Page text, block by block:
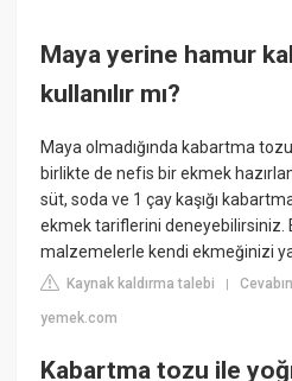
Maya yerine hamur
kullanılır mı?
Maya olmadığında kabartma
birlikte de nefis bir ekmek
süt, soda ve 1 çay kaşığı
ekmek tariflerini deneyebilirsiniz.
malzemelerle kendi ekmeğinizi
Kaynak kaldırma talebi |
yemek.com
Kabartma tozu ile